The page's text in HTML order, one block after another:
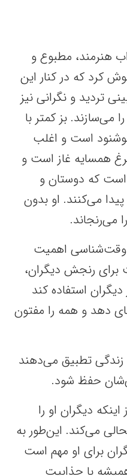
هنرمند، مطبوع و
کرد که در کنار این
تردید و نگرانی نیز
بز کمتر با
است و اغلب
همسایه غاز است و
که دوستان و
می‌کنند. او بدون
می‌رنجاند.
وقت‌شناسی اهمیت
برای رنجش دیگران،
استفاده کند
دهد و همه را مفتون
زندگی تطبیق می‌دهند
حفظ شود.
دیگران او را
می‌کند. این‌طور به
برای او مهم است
با جذابیت